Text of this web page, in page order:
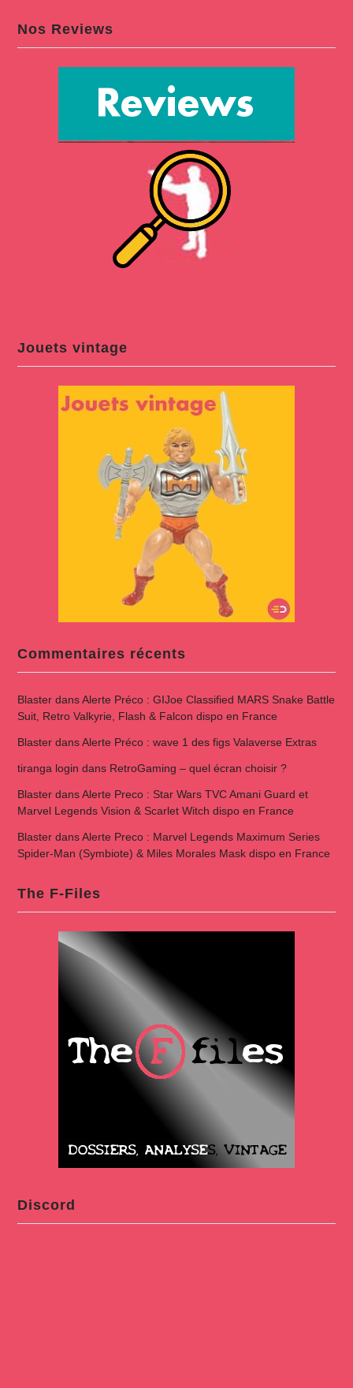
Nos Reviews
Jouets vintage
Commentaires récents
BlasterdansAlerte Préco : GIJoe Classified MARS Snake Battle
Suit, Retro Valkyrie, Flash & Falcon dispo en France
BlasterdansAlerte Préco : wave 1 des figs Valaverse Extras
tiranga login dans RetroGaming – quel écran choisir ?
BlasterdansAlerte Preco : Star Wars TVC Amani Guard et
Marvel Legends Vision & Scarlet Witch dispo en France
BlasterdansAlerte Preco : Marvel Legends Maximum Series
Spider-Man (Symbiote) & Miles Morales Mask dispo en France
The F-Files
Discord